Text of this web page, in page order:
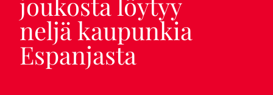
neljä kaupunkia
Espanjasta